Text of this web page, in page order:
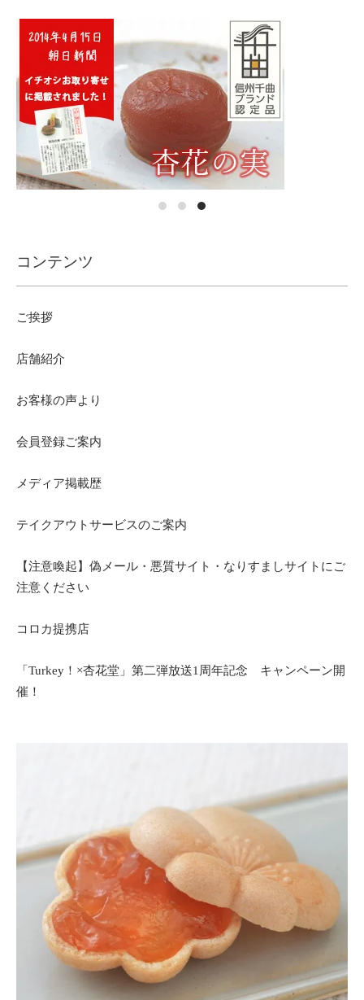
コンテンツ
ご挨拶
店舗紹介
お客様の声より
会員登録ご案内
メディア掲載歴
テイクアウトサービスのご案内
【注意喚起】偽メール・悪質サイト・なりすましサイトにご
注意ください
コロカ提携店
「Turkey！×杏花堂」第二弾放送1周年記念 キャンペーン開
催！